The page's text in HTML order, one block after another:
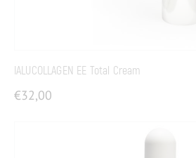
IALUCOLLAGEN EE Total Cream
€32,00